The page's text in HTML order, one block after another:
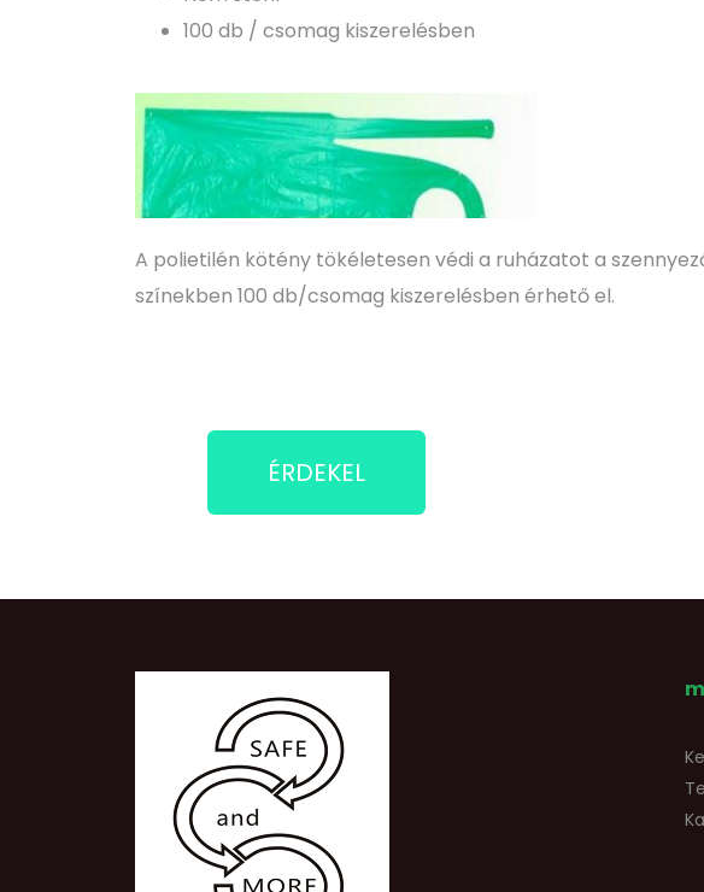
100 db / csomag kiszerelésben
A polietilén kötény tökéletesen védi a ruházatot a
színekben 100 db/csomag kiszerelésben érhető el.
ÉRDEKEL